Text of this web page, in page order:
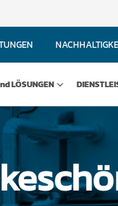
LÖSUNGEN